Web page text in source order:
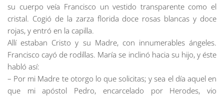
su cuerpo veía Francisco un vestido transparente como el
cristal. Cogió de la zarza florida doce rosas blancas y doce
rojas, y entró en la capilla.
Allí estaban Cristo y su Madre, con innumerables ángeles.
Francisco cayó de rodillas. María se inclinó hacia su hijo, y éste
habló así:
– Por mi Madre te otorgo lo que solicitas; y sea el día aquel en
que mi apóstol Pedro, encarcelado por Herodes, vio